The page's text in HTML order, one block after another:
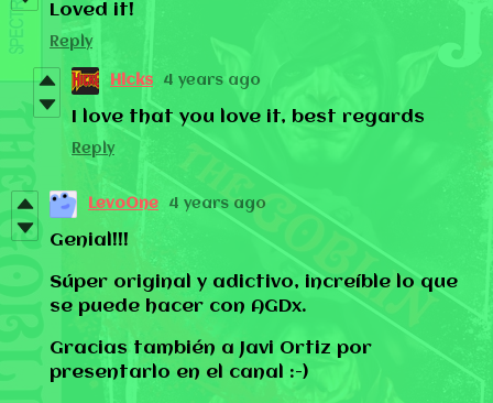
Loved it!
Reply
Hicks 4 years ago
I love that you love it, best regards
Reply
LevoOne 4 years ago
Genial!!!
Súper original y adictivo, increíble lo que
se puede hacer con AGDx.
Gracias también a Javi Ortiz por
presentarlo en el canal :-)